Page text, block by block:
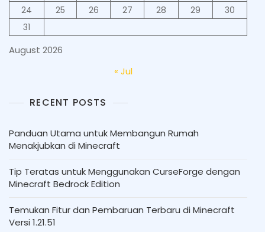
August 2026
24
25 26 27 28 29
30
31
« Jul
RECENT POSTS
Panduan Utama untuk Membangun Rumah
Menakjubkan di Minecraft
Tip Teratas untuk Menggunakan CurseForge dengan
Minecraft Bedrock Edition
Temukan Fitur dan Pembaruan Terbaru di Minecraft
Versi 1.21.51